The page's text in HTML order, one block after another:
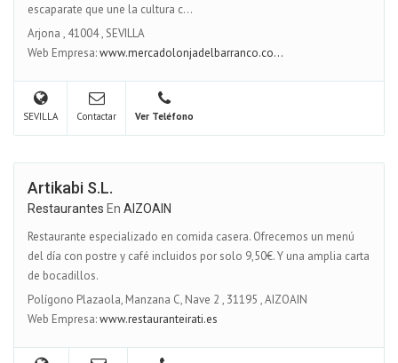
escaparate que une la cultura c...
Arjona , 41004,SEVILLA
Web Empresa:www.mercadolonjadelbarranco.co...
SEVILLA Contactar Ver Teléfono
Artikabi S.L.
Restaurantes En AIZOAIN
Restaurante especializado en comida casera. Ofrecemos un menú
del día con postre y café incluidos por solo 9,50€. Y una amplia carta
de bocadillos.
Polígono Plazaola, Manzana C, Nave 2 , 31195 ,AIZOAIN
Web Empresa:www.restauranteirati.es